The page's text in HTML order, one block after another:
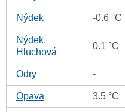
Nýdek -0.6 °C
Nýdek,
Hluchová
0.1 °C
Odry -
Opava 3.5 °C